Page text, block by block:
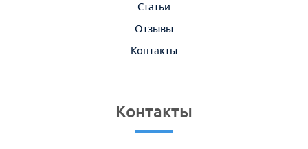
Статьи
Отзывы
Контакты
Контакты